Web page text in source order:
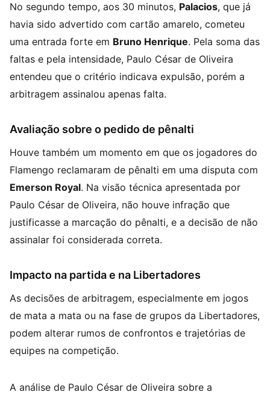
No segundo tempo, aos 30 minutos, Palacios, que já
havia sido advertido com cartão amarelo, cometeu
uma entrada forte em Bruno Henrique. Pela soma das
faltas e pela intensidade, Paulo César de Oliveira
entendeu que o critério indicava expulsão, porém a
arbitragem assinalou apenas falta.
Avaliação sobre o pedido de pênalti
Houve também um momento em que os jogadores do
Flamengo reclamaram de pênalti em uma disputa com
Emerson Royal. Na visão técnica apresentada por
Paulo César de Oliveira, não houve infração que
justificasse a marcação do pênalti, e a decisão de não
assinalar foi considerada correta.
Impacto na partida e na Libertadores
As decisões de arbitragem, especialmente em jogos
de mata a mata ou na fase de grupos da Libertadores,
podem alterar rumos de confrontos e trajetórias de
equipes na competição.
A análise de Paulo César de Oliveira sobre a